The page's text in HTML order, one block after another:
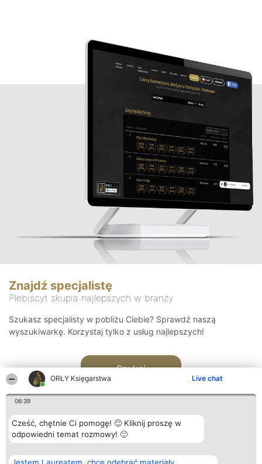
ORŁY Księgarstwa Live chat
06:39
Cześć, chętnie Ci pomogę! 🙂 Kliknij proszę w
odpowiedni temat rozmowy! 🙂
Znajdź specjalistę
Plebiscyt skupia najlepszych w branży
Szukasz specjalisty w pobliżu Ciebie? Sprawdź naszą
wyszukiwarkę. Korzystaj tylko z usług najlepszych!
Szukaj
Organizator plebiscytu Plebiscyt Kontakt